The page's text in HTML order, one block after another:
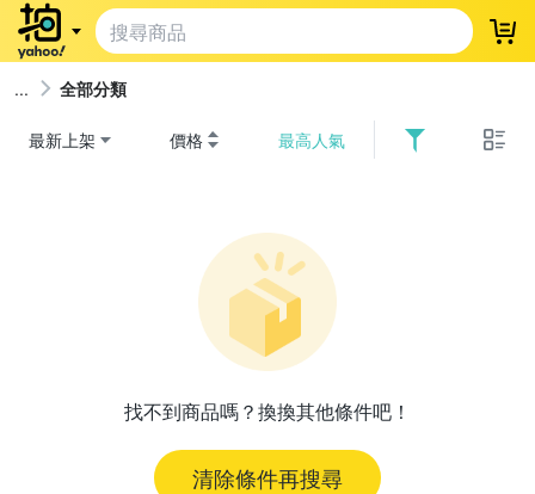
登
全部分類
最新上架 價格 最高人氣
找不到商品嗎？換換其他條件吧！
清除條件再搜尋